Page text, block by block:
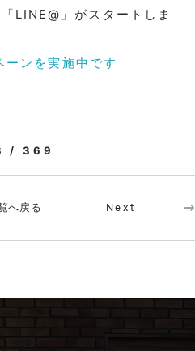
LINE@」がスタートしま
ンを実施中です
/ 369
へ戻る Next